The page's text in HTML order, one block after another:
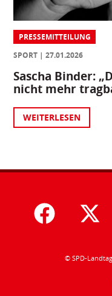
PRESSEMITTEILUNG
SPORT
27.01.2026
Sascha Binder:
nicht mehr
WEITERLESEN
© SPD-